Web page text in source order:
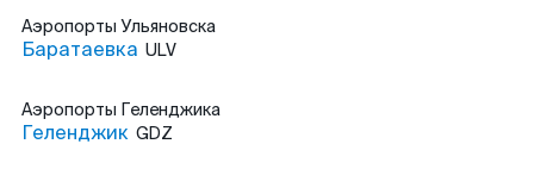
Аэропорты Ульяновска
Баратаевка ULV
Аэропорты Геленджика
Геленджик GDZ